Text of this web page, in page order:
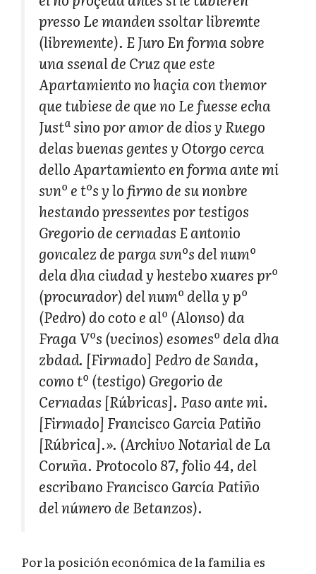
presso Le manden ssoltar libremte
(libremente). E Juro En forma sobre
una ssenal de Cruz que este
Apartamiento no haçia con themor
que tubiese de que no Le fuesse echa
Justª sino por amor de dios y Ruego
delas buenas gentes y Otorgo cerca
dello Apartamiento en forma ante mi
svnº e tºs y lo firmo de su nonbre
hestando pressentes por testigos
Gregorio de cernadas E antonio
goncalez de parga svnºs del numº
dela dha ciudad y hestebo xuares prº
(procurador) del numº della y pº
(Pedro) do coto e alº (Alonso) da
Fraga Vºs (vecinos) esomesº dela dha
zbdad. [Firmado] Pedro de Sanda,
como tº (testigo) Gregorio de
Cernadas [Rúbricas]. Paso ante mi.
[Firmado] Francisco Garcia Patiño
[Rúbrica].». (Archivo Notarial de La
Coruña. Protocolo 87, folio 44, del
escribano Francisco García Patiño
del número de Betanzos).
Por la posición económica de la familia es